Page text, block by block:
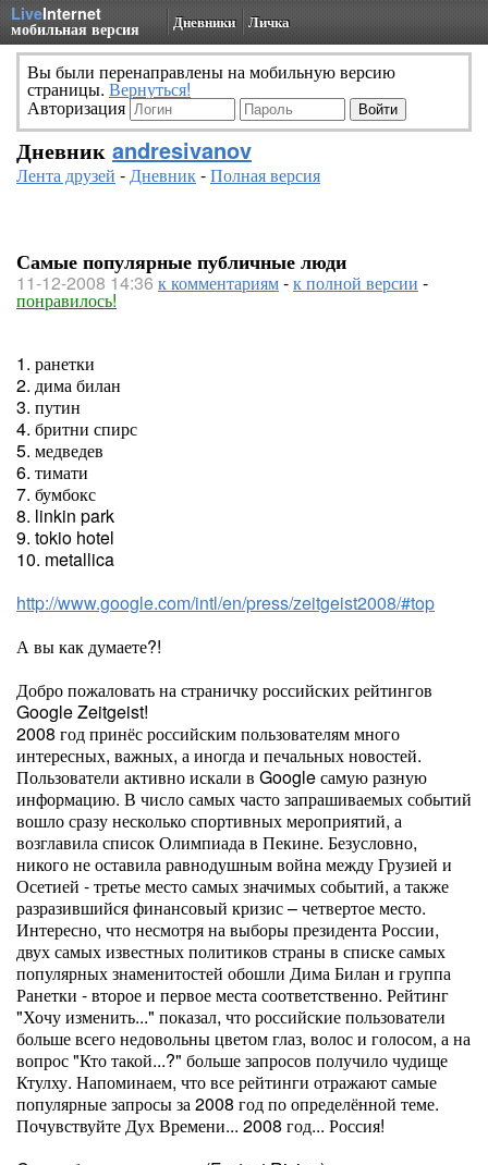
LiveInternet
мобильная версия Дневники Личка
Вы были перенаправлены на мобильную версию
страницы. Вернуться!
Авторизация
Дневник andresivanov
Лента друзей -Дневник-Полная версия
Самые популярные публичные люди
11-12-2008 14:36 к комментариям-к полной версии -
понравилось!
1. ранетки
2. дима билан
3. путин
4. бритни спирс
5. медведев
6. тимати
7. бумбокс
8. linkin park
9. tokio hotel
10. metallica
http://www.google.com/intl/en/press/zeitgeist2008/#top
А вы как думаете?!
Добро пожаловать на страничку российских рейтингов
Google Zeitgeist!
2008 год принёс российским пользователям много
интересных, важных, а иногда и печальных новостей.
Пользователи активно искали в Google самую разную
информацию. В число самых часто запрашиваемых событий
вошло сразу несколько спортивных мероприятий, а
возглавила список Олимпиада в Пекине. Безусловно,
никого не оставила равнодушным война между Грузией и
Осетией - третье место самых значимых событий, а также
разразившийся финансовый кризис – четвертое место.
Интересно, что несмотря на выборы президента России,
двух самых известных политиков страны в списке самых
популярных знаменитостей обошли Дима Билан и группа
Ранетки - второе и первое места соответственно. Рейтинг
"Хочу изменить..." показал, что российские пользователи
больше всего недовольны цветом глаз, волос и голосом, а на
вопрос "Кто такой...?" больше запросов получило чудище
Ктулху. Напоминаем, что все рейтинги отражают самые
популярные запросы за 2008 год по определённой теме.
Почувствуйте Дух Времени... 2008 год... Россия!